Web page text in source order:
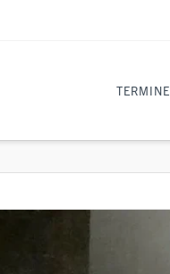
TERMINE